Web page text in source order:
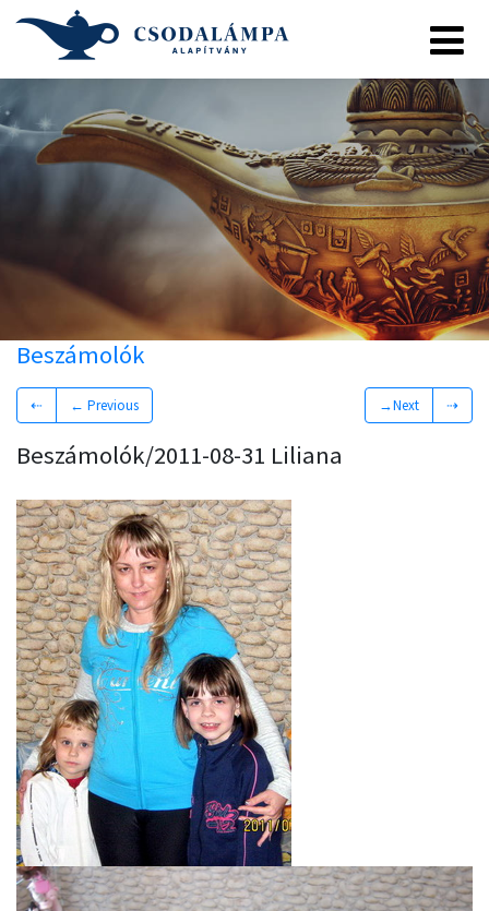
Beszámolók
⇠ ← Previous →Next ⇢
Beszámolók/2011-08-31 Liliana